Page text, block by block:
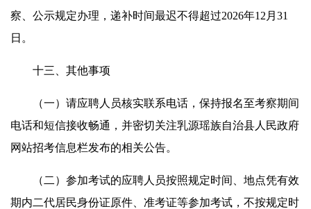
察、公示规定办理，递补时间最迟不得超过2026年12月31
日。
十三、其他事项
（一）请应聘人员核实联系电话，保持报名至考察期间
电话和短信接收畅通，并密切关注乳源瑶族自治县人民政府
网站招考信息栏发布的相关公告。
（二）参加考试的应聘人员按照规定时间、地点凭有效
期内二代居民身份证原件、准考证等参加考试，不按规定时